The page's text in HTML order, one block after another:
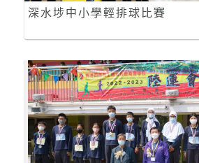
深水埗中小學輕排球比賽